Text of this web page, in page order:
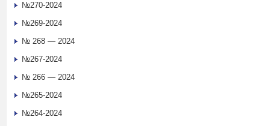
№270-2024
№269-2024
№ 268 — 2024
№267-2024
№ 266 — 2024
№265-2024
№264-2024